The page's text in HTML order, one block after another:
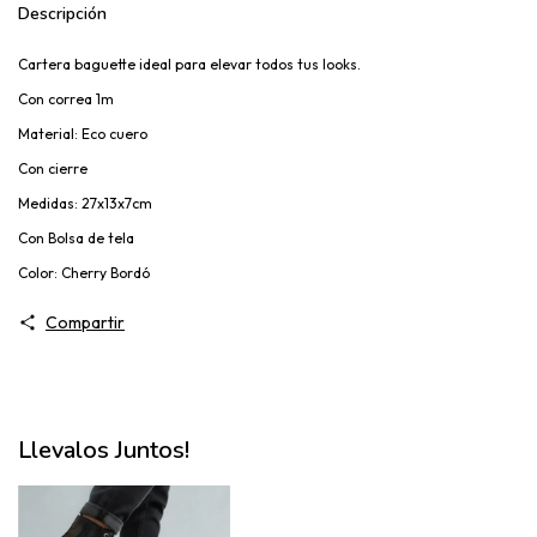
Descripción
Cartera baguette ideal para elevar todos tus looks.
Con correa 1m
Material: Eco cuero
Con cierre
Medidas: 27x13x7cm
Con Bolsa de tela
Color: Cherry Bordó
Compartir
Llevalos Juntos!